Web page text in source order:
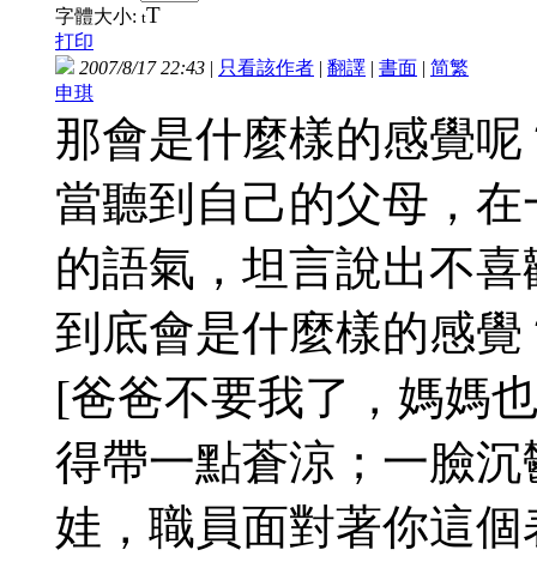
字體大小: tT
打印
2007/8/17 22:43 | 只看該作者 | 翻譯 | 書面 | 简繁
申琪
那會是什麼樣的感覺呢
當聽到自己的父母，
的語氣，坦言說出不
到底會是什麼樣的感覺
[爸爸不要我了，媽媽
得帶一點蒼涼；一臉
娃，職員面對著你這